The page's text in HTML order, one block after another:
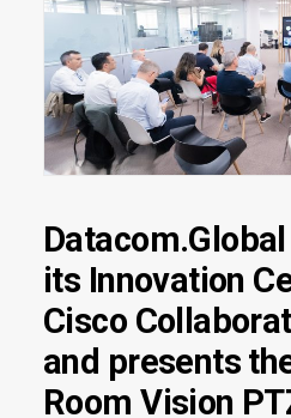
its Innovation
Cisco
and presents
Room Vision